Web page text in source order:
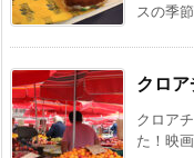
スの季
クロ
クロア
た！映